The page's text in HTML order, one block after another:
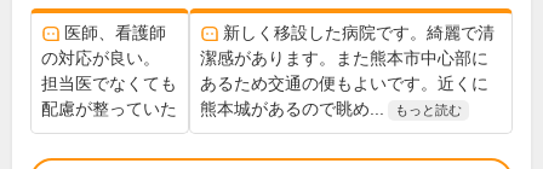
医師、看護師
の対応が良い。
担当医でなくても
配慮が整っていた
新しく移設した病院です。綺麗で清
潔感があります。また熊本市中心部に
あるため交通の便もよいです。近くに
熊本城があるので眺め...
もっと読む